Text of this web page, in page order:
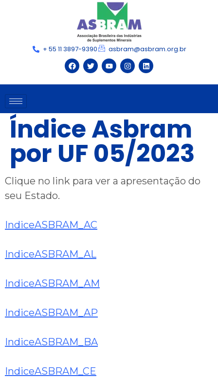
+ 55 11 3897-9390 asbram@asbram.org.br
Índice Asbram
por UF 05/2023
Clique no link para ver a apresentação do
seu Estado.
IndiceASBRAM_AC
IndiceASBRAM_AL
IndiceASBRAM_AM
IndiceASBRAM_AP
IndiceASBRAM_BA
IndiceASBRAM_CE